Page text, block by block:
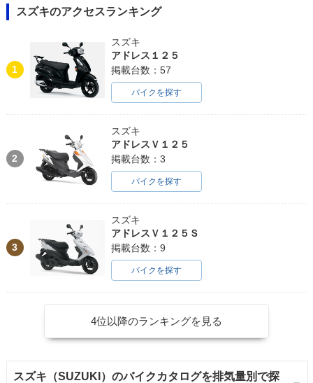
スズキのアクセスランキング
1
スズキ
アドレス１２５
掲載台数：57
バイクを探す
2
スズキ
アドレスＶ１２５
掲載台数：3
バイクを探す
3
スズキ
アドレスＶ１２５Ｓ
掲載台数：9
バイクを探す
4位以降のランキングを見る
スズキ（SUZUKI）のバイクカタログを排気量別で探